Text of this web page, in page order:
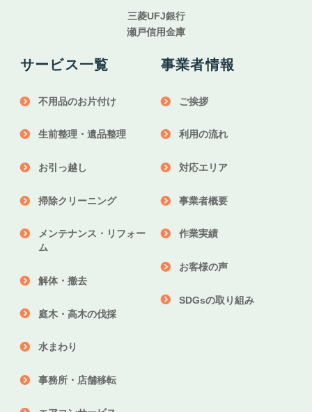
三菱UFJ銀行
瀬戸信用金庫
サービス一覧
不用品のお片付け
生前整理・遺品整理
お引っ越し
掃除クリーニング
メンテナンス・リフォー
ム
解体・撤去
庭木・高木の伐採
水まわり
事務所・店舗移転
事業者情報
ご挨拶
利用の流れ
対応エリア
事業者概要
作業実績
お客様の声
SDGsの取り組み